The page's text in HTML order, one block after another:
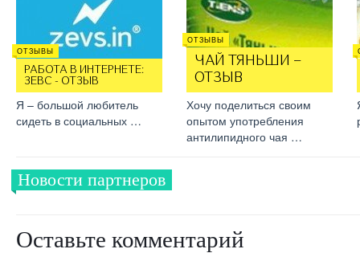
ОТЗЫВЫ
РАБОТА В ИНТЕРНЕТЕ:
ЗЕВС - ОТЗЫВ
Я – большой любитель
сидеть в социальных …
ОТЗЫВЫ
ЧАЙ ТЯНЬШИ –
ОТЗЫВ
Хочу поделиться своим
опытом употребления
антилипидного чая …
Новости партнеров
Оставьте комментарий